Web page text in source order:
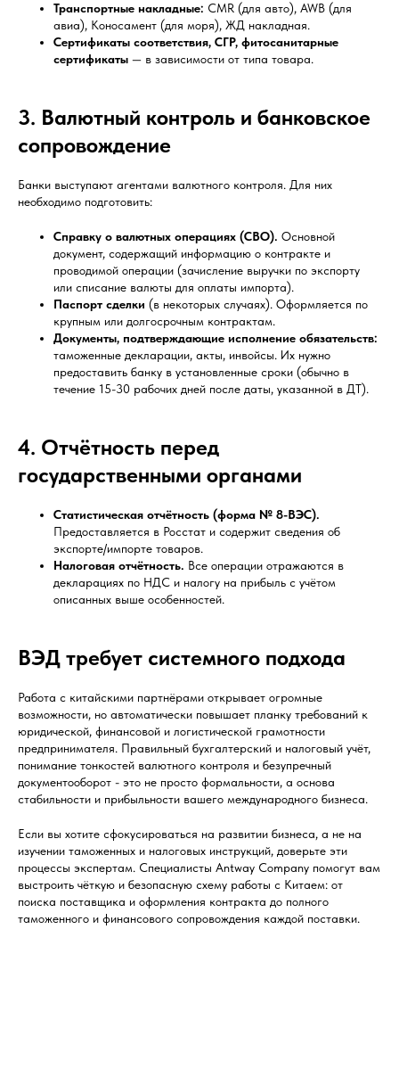
Транспортные накладные: CMR (для авто), AWB (для
авиа), Коносамент (для моря), ЖД накладная.
Сертификаты соответствия, СГР, фитосанитарные
сертификаты — в зависимости от типа товара.
3. Валютный контроль и банковское
сопровождение
Банки выступают агентами валютного контроля. Для них
необходимо подготовить:
Справку о валютных операциях (СВО). Основной
документ, содержащий информацию о контракте и
проводимой операции (зачисление выручки по экспорту
или списание валюты для оплаты импорта).
Паспорт сделки (в некоторых случаях). Оформляется по
крупным или долгосрочным контрактам.
Документы, подтверждающие исполнение обязательств:
таможенные декларации, акты, инвойсы. Их нужно
предоставить банку в установленные сроки (обычно в
течение 15-30 рабочих дней после даты, указанной в ДТ).
4. Отчётность перед
государственными органами
Статистическая отчётность (форма № 8-ВЭС).
Предоставляется в Росстат и содержит сведения об
экспорте/импорте товаров.
Налоговая отчётность. Все операции отражаются в
декларациях по НДС и налогу на прибыль с учётом
описанных выше особенностей.
ВЭД требует системного подхода
Работа с китайскими партнёрами открывает огромные
возможности, но автоматически повышает планку требований к
юридической, финансовой и логистической грамотности
предпринимателя. Правильный бухгалтерский и налоговый учёт,
понимание тонкостей валютного контроля и безупречный
документооборот - это не просто формальности, а основа
стабильности и прибыльности вашего международного бизнеса.
Если вы хотите сфокусироваться на развитии бизнеса, а не на
изучении таможенных и налоговых инструкций, доверьте эти
процессы экспертам. Специалисты Antway Company помогут вам
выстроить чёткую и безопасную схему работы с Китаем: от
поиска поставщика и оформления контракта до полного
таможенного и финансового сопровождения каждой поставки.